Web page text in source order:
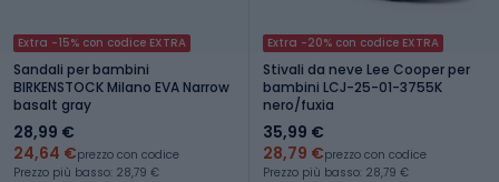
Extra -15% con codice EXTRA
Sandali per bambini
BIRKENSTOCK Milano EVA Narrow
basalt gray
28,99 €
24,64 €prezzo con codice
Prezzo più basso: 28,79 €
Extra -20% con codice EXTRA
Stivali da neve Lee Cooper per
bambini LCJ-25-01-3755K
nero/fuxia
35,99 €
28,79 €prezzo con codice
Prezzo più basso: 28,79 €